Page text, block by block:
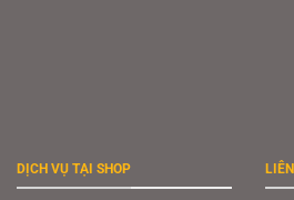
DỊCH VỤ TẠI SHOP